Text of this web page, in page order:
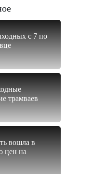
с 7 по
трамваев
вошла в
цен на